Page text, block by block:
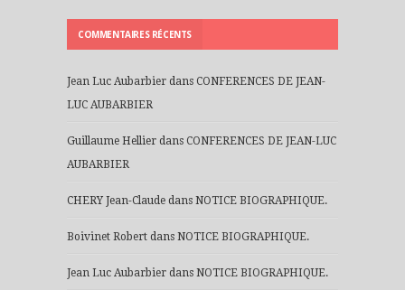
COMMENTAIRES RÉCENTS
Jean Luc Aubarbier dans CONFERENCES DE JEAN-
LUC AUBARBIER
Guillaume Hellier dans CONFERENCES DE JEAN-LUC
AUBARBIER
CHERY Jean-Claude dans NOTICE BIOGRAPHIQUE.
Boivinet Robert dans NOTICE BIOGRAPHIQUE.
Jean Luc Aubarbier dans NOTICE BIOGRAPHIQUE.